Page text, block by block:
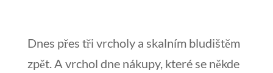
Dnes přes tři vrcholy a skalním bludištěm
zpět. A vrchol dne nákupy, které se někde